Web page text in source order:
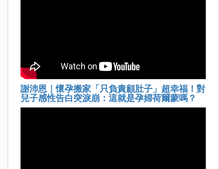
謝沛恩｜懷孕搬家「只負責顧肚子」超幸福！對
兒子感性告白突淚崩：這就是孕婦荷爾蒙嗎？